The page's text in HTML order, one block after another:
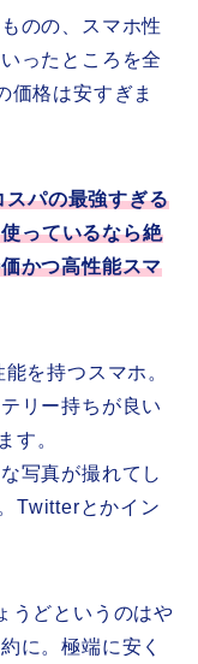
のの、スマホ性
ったところを全
価格は安すぎま
スパの最強すぎる
っているなら絶
かつ高性能スマ
を持つスマホ。
リー持ちが良い
す。
写真が撮れてし
Twitterとかイン
うどというのはや
に。極端に安く